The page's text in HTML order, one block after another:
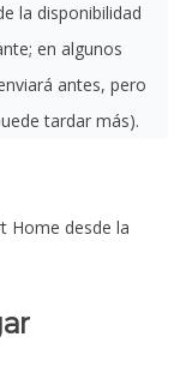
la disponibilidad
en algunos
antes, pero
tardar más).
Home desde la